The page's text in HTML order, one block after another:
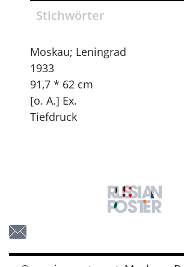
Stichwörter
Moskau; Leningrad
1933
91,7 * 62 cm
[o. A.] Ex.
Tiefdruck